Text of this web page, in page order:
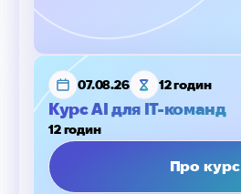
07.08.26 12 годин
Курс AI для IT-команд
12 годин
Про курс